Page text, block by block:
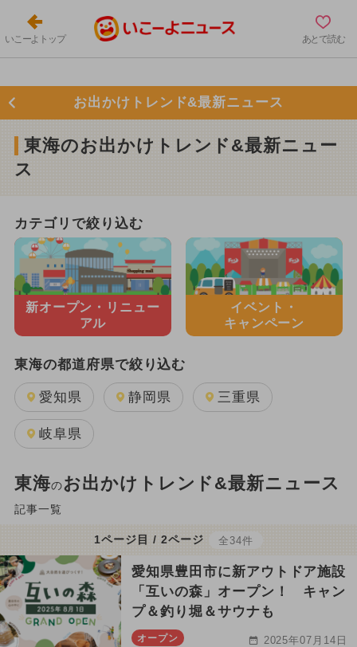
いこーよトップ あとで読む
お出かけトレンド&最新ニュース
東海のお出かけトレンド&最新ニュー
ス
カテゴリで絞り込む
新オープン・ リニュー
アル
イベント・
キャンペーン
東海の都道府県で絞り込む
愛知県 静岡県 三重県
岐阜県
東海のお出かけトレンド&最新ニュース
記事一覧
1ページ目 / 2ページ 全34件
愛知県豊田市に新アウトドア施設
「互いの森」オープン！ キャン
プ＆釣り堀＆サウナも
オープン 2025年07月14日